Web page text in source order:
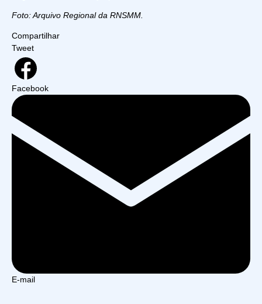
Foto: Arquivo Regional da RNSMM.
Compartilhar
Tweet
Facebook
E-mail